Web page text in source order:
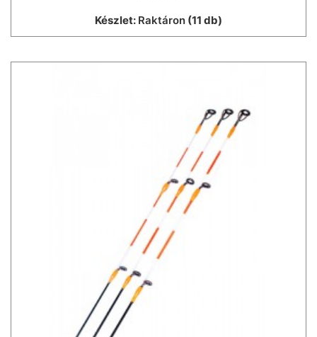
Készlet: Raktáron (11 db)